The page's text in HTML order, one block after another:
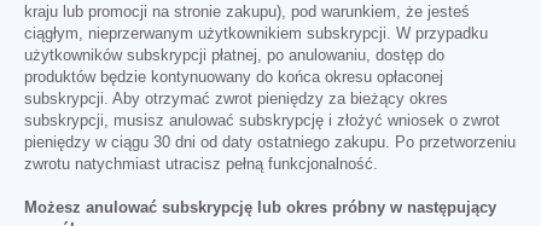
kraju lub promocji na stronie zakupu), pod warunkiem, że jesteś
ciągłym, nieprzerwanym użytkownikiem subskrypcji. W przypadku
użytkowników subskrypcji płatnej, po anulowaniu, dostęp do
produktów będzie kontynuowany do końca okresu opłaconej
subskrypcji. Aby otrzymać zwrot pieniędzy za bieżący okres
subskrypcji, musisz anulować subskrypcję i złożyć wniosek o zwrot
pieniędzy w ciągu 30 dni od daty ostatniego zakupu. Po przetworzeniu
zwrotu natychmiast utracisz pełną funkcjonalność.
Możesz anulować subskrypcję lub okres próbny w następujący